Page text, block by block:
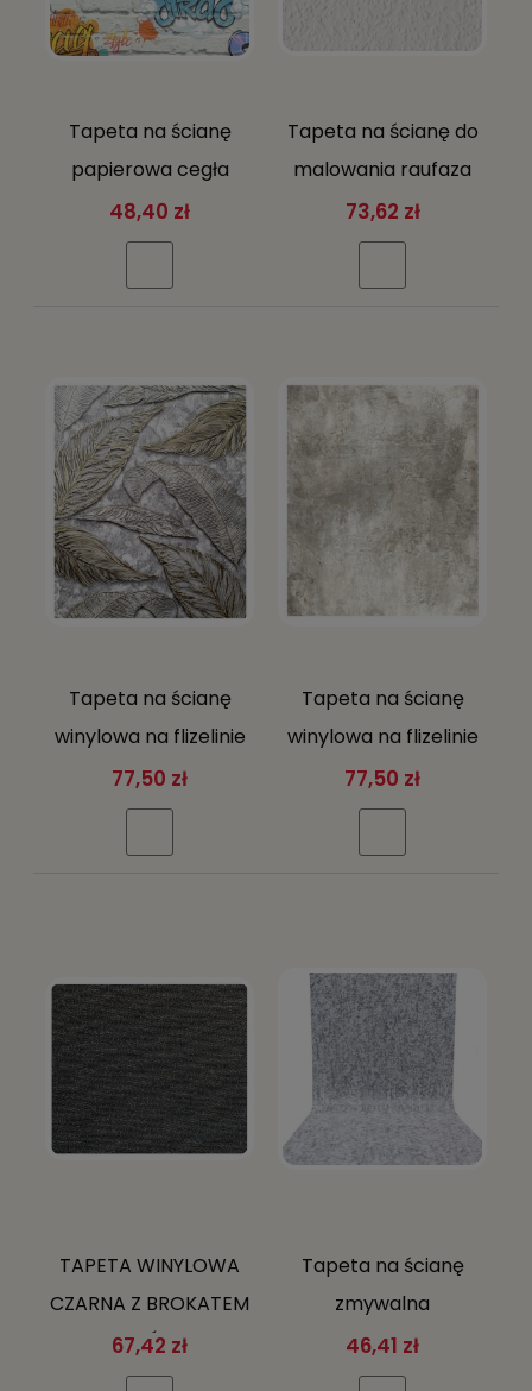
Tapeta na ścianę
papierowa cegła
grafiti młodzieżowa
wielokolorowa
48,40 zł
Tapeta na ścianę do
malowania raufaza
vanessa
73,62 zł
Tapeta na ścianę
winylowa na flizelinie
duże liście złote na
betonowym tle
77,50 zł
Tapeta na ścianę
winylowa na flizelinie
mur beton
rustykalny
przecierany
77,50 zł
TAPETA WINYLOWA
CZARNA Z BROKATEM
TAPETY ŚCIENNE
67,42 zł
Tapeta na ścianę
zmywalna
przecierany stary
beton z drobinkami
46,41 zł